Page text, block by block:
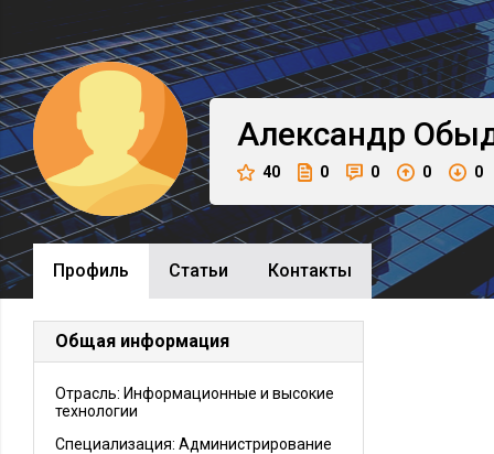
Александр
40 0 0 0 0
Профиль Cтатьи Контакты
Общая информация
Отрасль: Информационные и высокие
технологии
Специализация: Администрирование